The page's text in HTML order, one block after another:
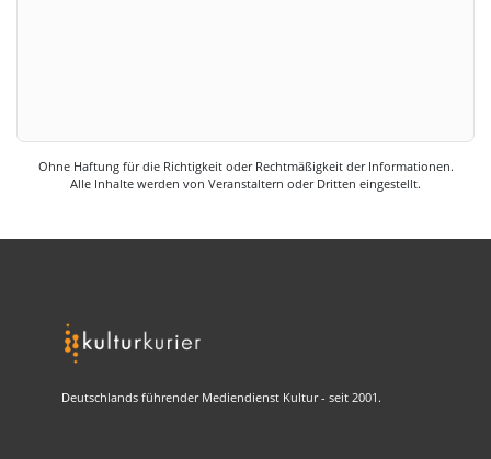
Ohne Haftung für die Richtigkeit oder Rechtmäßigkeit der Informationen.
Alle Inhalte werden von Veranstaltern oder Dritten eingestellt.
Deutschlands führender Mediendienst Kultur - seit 2001.